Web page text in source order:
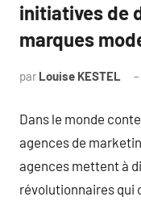
initiatives de
marques
par Louise KESTEL
Dans le monde
agences de
agences mettent à
révolutionnaires qui